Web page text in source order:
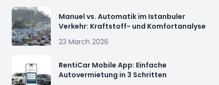
Manuel vs. Automatik im Istanbuler
Verkehr: Kraftstoff- und Komfortanalyse
23 March 2026
RentiCar Mobile App: Einfache
Autovermietung in 3 Schritten